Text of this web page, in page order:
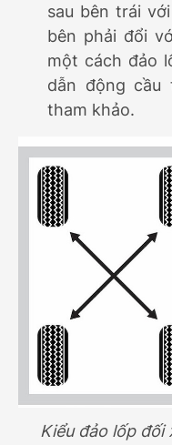
sau bên trái
bên phải đổi
một cách đảo
dẫn động cầu
tham khảo.
Kiểu đảo lốp